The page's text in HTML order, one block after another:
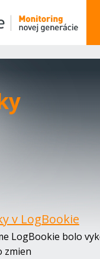
v LogBookie
LogBookie bolo
zmien